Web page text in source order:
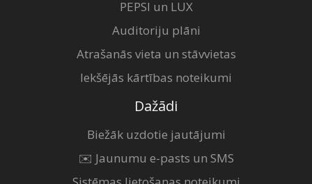
PEPSI un LUX
Auditoriju plāni
Atrašanās vieta un stāvvietas
Iekšējās kārtības noteikumi
Dažādi
Biežāk uzdotie jautājumi
✉️ Jaunumu e-pasts un SMS